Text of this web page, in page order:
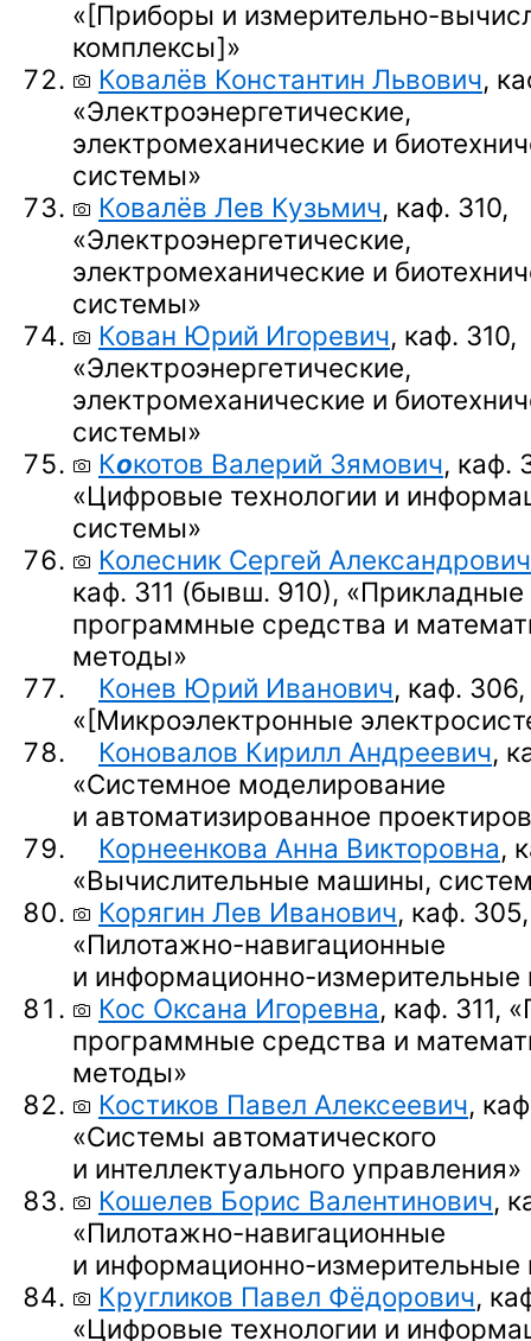
«[Приборы и измерительно-
комплексы]»
Ковалёв Константин Львович,
«Электроэнергетические,
электромеханические и
системы»
Ковалёв Лев Кузьмич, каф. 310,
«Электроэнергетические,
электромеханические и
системы»
Кован Юрий Игоревич, каф. 310,
«Электроэнергетические,
электромеханические и
системы»
Кокотов Валерий Зямович, каф.
«Цифровые технологии и
системы»
Колесник Сергей Александрович
каф. 311 (бывш. 910), «Прикладные
программные средства и
методы»
Конев Юрий Иванович, каф. 306,
«[Микроэлектронные
Коновалов Кирилл Андреевич,
«Системное моделирование
и автоматизированное
Корнеенкова Анна Викторовна,
«Вычислительные машины,
Корягин Лев Иванович, каф. 305,
«Пилотажно-навигационные
и информационно-измерительные
Кос Оксана Игоревна, каф. 311,
программные средства и
методы»
Костиков Павел Алексеевич,
«Системы автоматического
и интеллектуального управления»
Кошелев Борис Валентинович,
«Пилотажно-навигационные
и информационно-измерительные
Кругликов Павел Фёдорович,
«Цифровые технологии и